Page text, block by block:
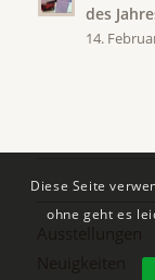
des
14.
Diese Seite
ohne geht es